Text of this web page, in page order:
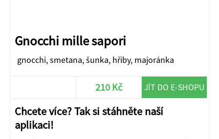
Gnocchi mille sapori
gnocchi, smetana, šunka, hřiby, majoránka
210 Kč JÍT DO E-SHOPU
Chcete více? Tak si stáhněte naší
aplikaci!